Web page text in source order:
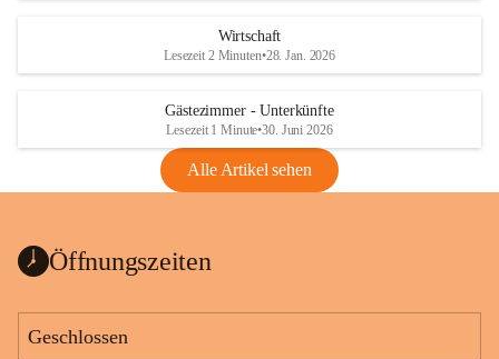
Wirtschaft
Lesezeit 2 Minuten•28. Jan. 2026
Gästezimmer - Unterkünfte
Lesezeit 1 Minute•30. Juni 2026
Alle Artikel sehen
Öffnungszeiten
Geschlossen